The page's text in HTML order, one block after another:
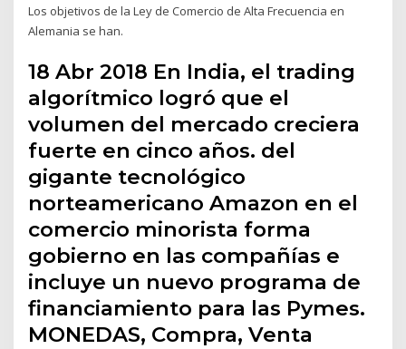
Los objetivos de la Ley de Comercio de Alta Frecuencia en
Alemania se han.
18 Abr 2018 En India, el trading
algorítmico logró que el
volumen del mercado creciera
fuerte en cinco años. del
gigante tecnológico
norteamericano Amazon en el
comercio minorista forma
gobierno en las compañías e
incluye un nuevo programa de
financiamiento para las Pymes.
MONEDAS, Compra, Venta